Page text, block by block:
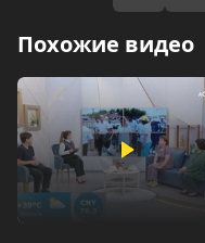
Похожие видео